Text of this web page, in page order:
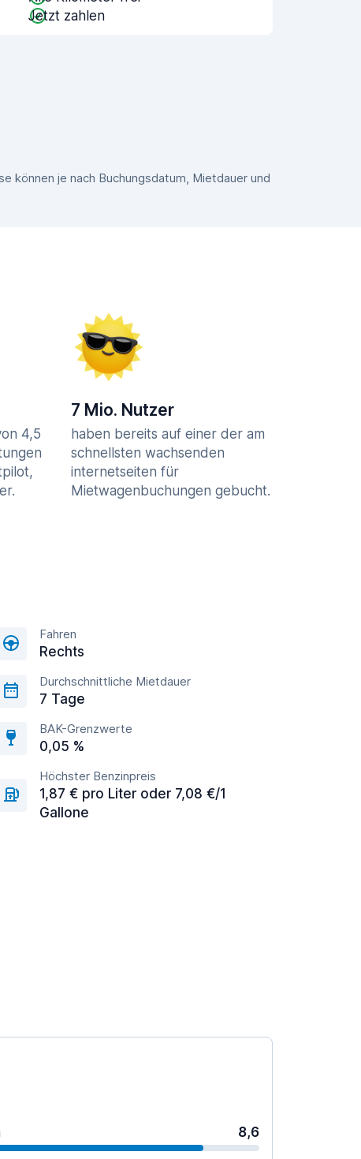
Jetzt zahlen
können je nach Buchungsdatum, Mietdauer und
4,5
7 Mio. Nutzer
haben bereits auf einer der am
schnellsten wachsenden
internetseiten für
Mietwagenbuchungen gebucht.
Fahren
Rechts
Durchschnittliche Mietdauer
7 Tage
BAK-Grenzwerte
0,05 %
Höchster Benzinpreis
1,87 € pro Liter oder 7,08 €/1
Gallone
8,6